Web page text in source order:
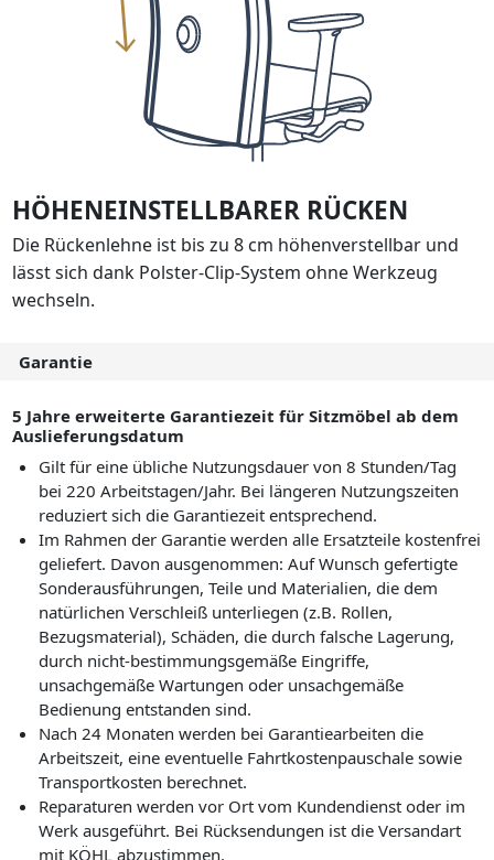
HÖHENEINSTELLBARER RÜCKEN
Die Rückenlehne ist bis zu 8 cm höhenverstellbar und
lässt sich dank Polster-Clip-System ohne Werkzeug
wechseln.
Garantie
5 Jahre erweiterte Garantiezeit für Sitzmöbel ab dem
Auslieferungsdatum
Gilt für eine übliche Nutzungsdauer von 8 Stunden/Tag
bei 220 Arbeitstagen/Jahr. Bei längeren Nutzungszeiten
reduziert sich die Garantiezeit entsprechend.
Im Rahmen der Garantie werden alle Ersatzteile kostenfrei
geliefert. Davon ausgenommen: Auf Wunsch gefertigte
Sonderausführungen, Teile und Materialien, die dem
natürlichen Verschleiß unterliegen (z.B. Rollen,
Bezugsmaterial), Schäden, die durch falsche Lagerung,
durch nicht-bestimmungsgemäße Eingriffe,
unsachgemäße Wartungen oder unsachgemäße
Bedienung entstanden sind.
Nach 24 Monaten werden bei Garantiearbeiten die
Arbeitszeit, eine eventuelle Fahrtkostenpauschale sowie
Transportkosten berechnet.
Reparaturen werden vor Ort vom Kundendienst oder im
Werk ausgeführt. Bei Rücksendungen ist die Versandart
mit KÖHL abzustimmen.